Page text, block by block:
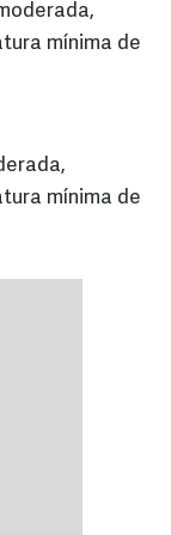
mínima de
mínima de